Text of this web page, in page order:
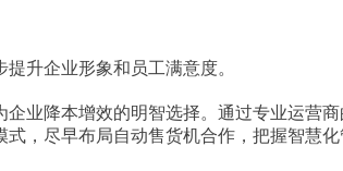
升企业形象和员工满意度。
业降本增效的明智选择。通过专业运营
，尽早布局自动售货机合作，把握智慧